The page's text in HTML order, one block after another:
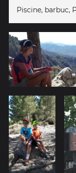
Piscine, barbuc,